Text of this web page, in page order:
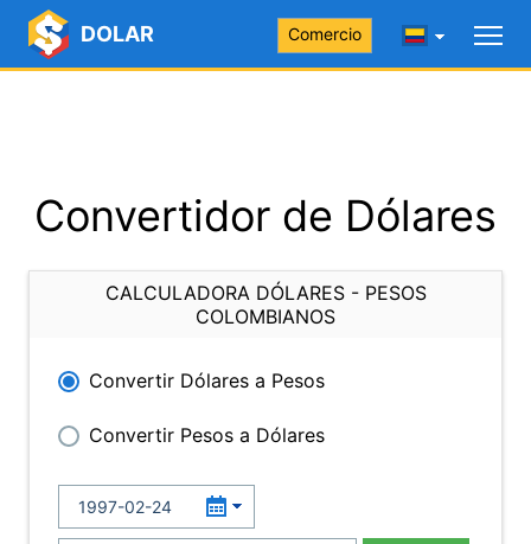
DOLAR Comercio
Convertidor de Dólares
CALCULADORA DÓLARES - PESOS
COLOMBIANOS
Convertir Dólares a Pesos
Convertir Pesos a Dólares